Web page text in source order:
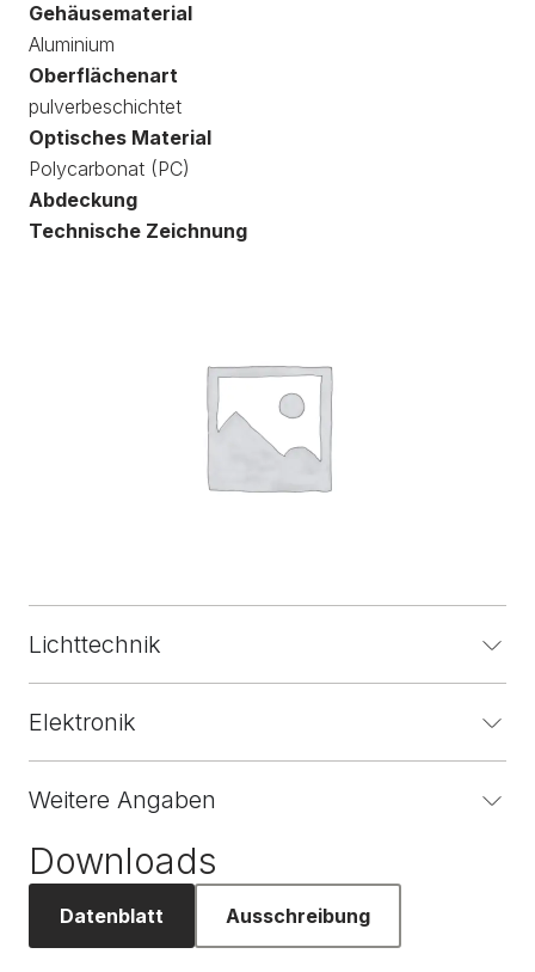
Gehäusematerial
Aluminium
Oberflächenart
pulverbeschichtet
Optisches Material
Polycarbonat (PC)
Abdeckung
Technische Zeichnung
Lichttechnik
Elektronik
Weitere Angaben
Downloads
Datenblatt Ausschreibung